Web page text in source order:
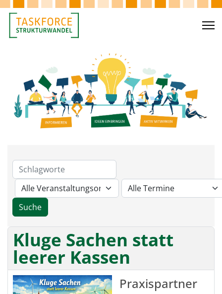
Kluge Sachen statt
leerer Kassen
Praxispartner